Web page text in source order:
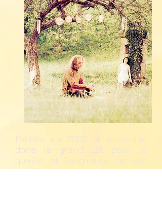
Fondée en 2007 et reconnue
dans le grand Est pour la
qualité et l'originalité de ses
créations, notre Compagnie